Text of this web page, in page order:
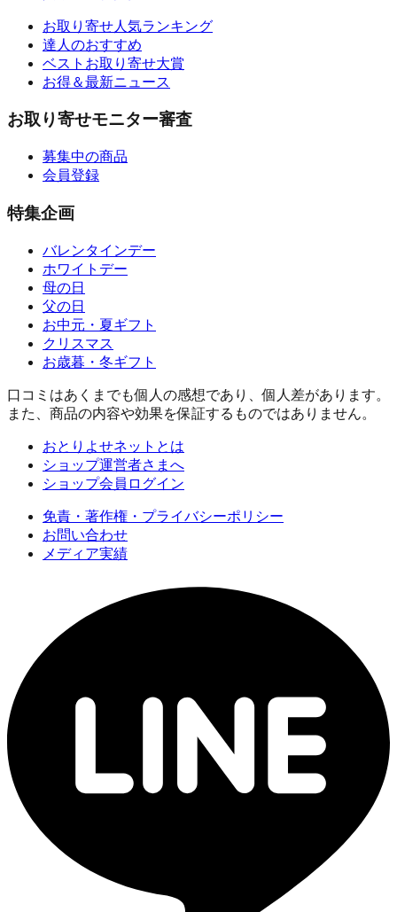
お取り寄せ人気ランキング
達人のおすすめ
ベストお取り寄せ大賞
お得＆最新ニュース
お取り寄せモニター審査
募集中の商品
会員登録
特集企画
バレンタインデー
ホワイトデー
母の日
父の日
お中元・夏ギフト
クリスマス
お歳暮・冬ギフト
口コミはあくまでも個人の感想であり、個人差があります。
また、商品の内容や効果を保証するものではありません。
おとりよせネットとは
ショップ運営者さまへ
ショップ会員ログイン
免責・著作権・プライバシーポリシー
お問い合わせ
メディア実績